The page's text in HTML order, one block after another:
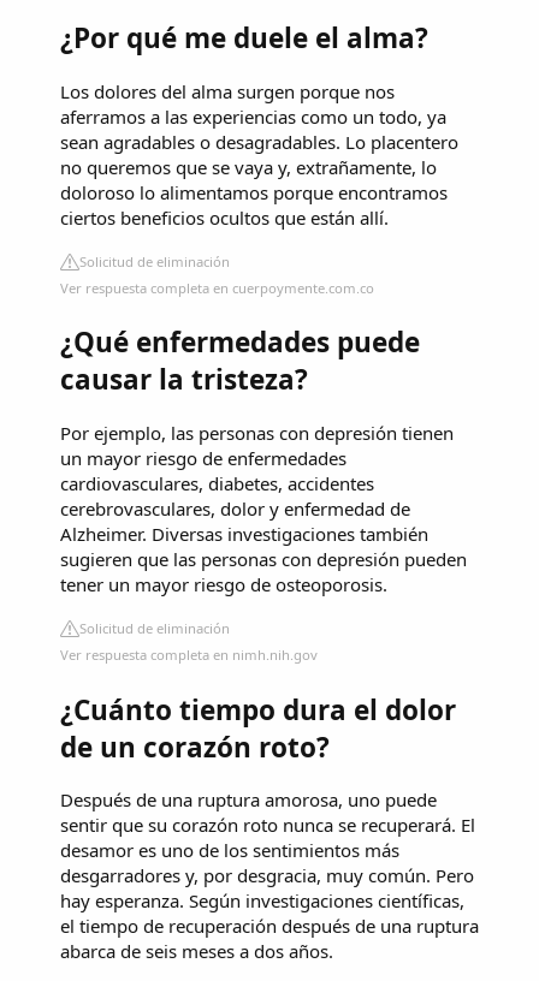
¿Por qué me duele el alma?
Los dolores del alma surgen porque nos
aferramos a las experiencias como un todo, ya
sean agradables o desagradables. Lo placentero
no queremos que se vaya y, extrañamente, lo
doloroso lo alimentamos porque encontramos
ciertos beneficios ocultos que están allí.
Solicitud de eliminación
Ver respuesta completa en cuerpoymente.com.co
¿Qué enfermedades puede
causar la tristeza?
Por ejemplo, las personas con depresión tienen
un mayor riesgo de enfermedades
cardiovasculares, diabetes, accidentes
cerebrovasculares, dolor y enfermedad de
Alzheimer. Diversas investigaciones también
sugieren que las personas con depresión pueden
tener un mayor riesgo de osteoporosis.
Solicitud de eliminación
Ver respuesta completa en nimh.nih.gov
¿Cuánto tiempo dura el dolor
de un corazón roto?
Después de una ruptura amorosa, uno puede
sentir que su corazón roto nunca se recuperará. El
desamor es uno de los sentimientos más
desgarradores y, por desgracia, muy común. Pero
hay esperanza. Según investigaciones científicas,
el tiempo de recuperación después de una ruptura
abarca de seis meses a dos años.